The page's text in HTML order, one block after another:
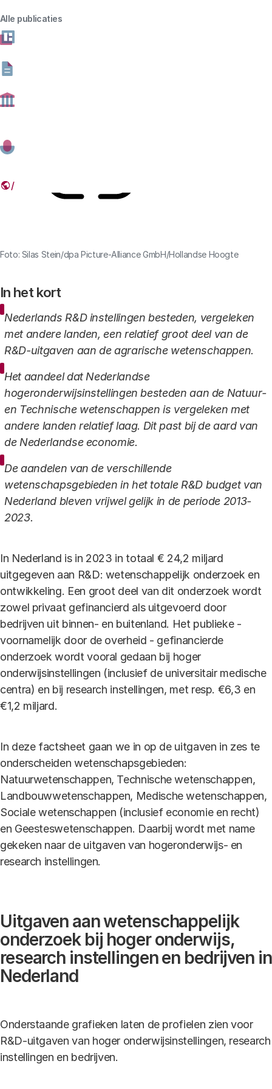
Alle publicaties
opzichte van andere landen. Daaruit blijkt dat de R&D-
uitgaven naar wetenschapsgebied goed passen bij de
aard van de Nederlandse economie.
31 OKTOBER 2024
Foto: Silas Stein/dpa Picture-Alliance GmbH/Hollandse Hoogte
In het kort
Nederlands R&D instellingen besteden, vergeleken
met andere landen, een relatief groot deel van de
R&D-uitgaven aan de agrarische wetenschappen.
Het aandeel dat Nederlandse
hogeronderwijsinstellingen besteden aan de Natuur-
en Technische wetenschappen is vergeleken met
andere landen relatief laag. Dit past bij de aard van
de Nederlandse economie.
De aandelen van de verschillende
wetenschapsgebieden in het totale R&D budget van
Nederland bleven vrijwel gelijk in de periode 2013-
2023.
In Nederland is in 2023 in totaal € 24,2 miljard
uitgegeven aan R&D: wetenschappelijk onderzoek en
ontwikkeling. Een groot deel van dit onderzoek wordt
zowel privaat gefinancierd als uitgevoerd door
bedrijven uit binnen- en buitenland. Het publieke -
voornamelijk door de overheid - gefinancierde
onderzoek wordt vooral gedaan bij hoger
onderwijsinstellingen (inclusief de universitair medische
centra) en bij research instellingen, met resp. €6,3 en
€1,2 miljard.
In deze factsheet gaan we in op de uitgaven in zes te
onderscheiden wetenschapsgebieden:
Natuurwetenschappen, Technische wetenschappen,
Landbouwwetenschappen, Medische wetenschappen,
Sociale wetenschappen (inclusief economie en recht)
en Geesteswetenschappen. Daarbij wordt met name
gekeken naar de uitgaven van hogeronderwijs- en
research instellingen.
Uitgaven aan wetenschappelijk
onderzoek bij hoger onderwijs,
research instellingen en bedrijven in
Nederland
Onderstaande grafieken laten de profielen zien voor
R&D-uitgaven van hoger onderwijsinstellingen, research
instellingen en bedrijven.